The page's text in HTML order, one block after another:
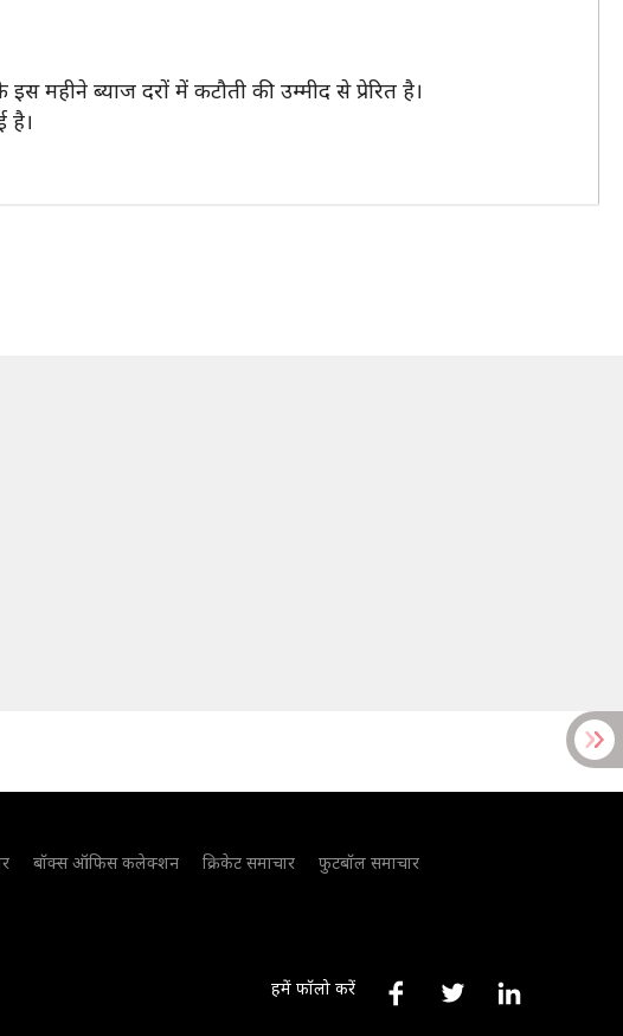
ब्याज दरों में कटौती की उम्मीद से प्रेरित है।
है।
बॉक्स ऑफिस कलेक्शन क्रिकेट समाचार
फुटबॉल समाचार
हमें फॉलो करें